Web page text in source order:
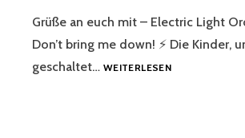
Grüße an euch mit – Electric Light
Don’t bring me down! ⚡️ Die Kinder,
geschaltet… WEITERLESENGRÜSSE A